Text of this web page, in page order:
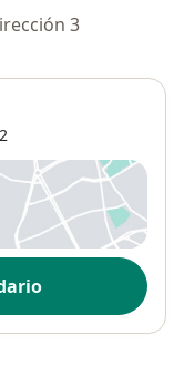
3
una nueva